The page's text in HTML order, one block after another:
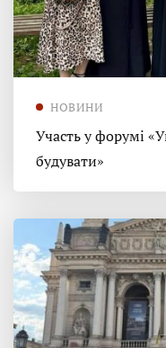
НОВИНИ
Участь у форумі
будувати»